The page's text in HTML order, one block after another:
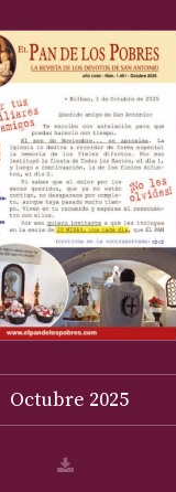
Octubre 2025